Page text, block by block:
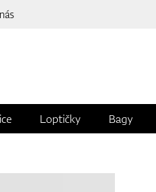
Loptičky Bagy